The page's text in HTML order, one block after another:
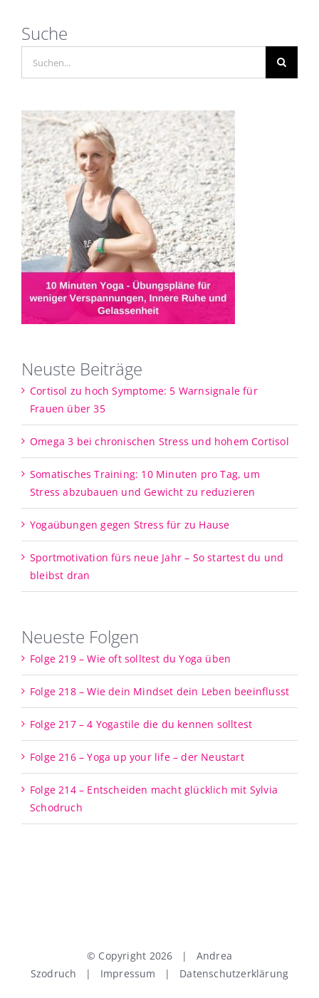
Suche
Neuste Beiträge
Cortisol zu hoch Symptome: 5 Warnsignale für
Frauen über 35
Omega 3 bei chronischen Stress und hohem Cortisol
Somatisches Training: 10 Minuten pro Tag, um
Stress abzubauen und Gewicht zu reduzieren
Yogaübungen gegen Stress für zu Hause
Sportmotivation fürs neue Jahr – So startest du und
bleibst dran
Neueste Folgen
Folge 219 – Wie oft solltest du Yoga üben
Folge 218 – Wie dein Mindset dein Leben beeinflusst
Folge 217 – 4 Yogastile die du kennen solltest
Folge 216 – Yoga up your life – der Neustart
Folge 214 – Entscheiden macht glücklich mit Sylvia
Schodruch
© Copyright 2026 | Andrea
Szodruch | Impressum | Datenschutzerklärung